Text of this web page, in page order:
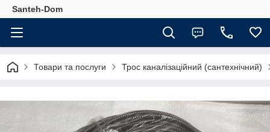
Santeh-Dom
Товари та послуги Трос каналізаційний (сантехнічний)